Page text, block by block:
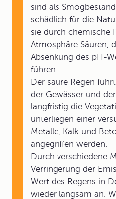
sind als
schädlich für die
sie durch chemische
Atmosphäre Säuren,
Absenkung des pH-
führen.
Der saure Regen
der Gewässer und
langfristig die
unterliegen einer
Metalle, Kalk und
angegriffen werden.
Durch verschiedene
Verringerung der
Wert des Regens in
wieder langsam an.